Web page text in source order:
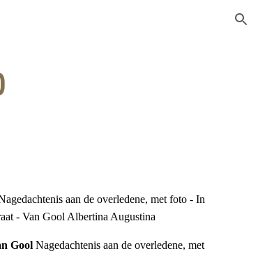
aan de overledene, met foto - In
- Van Gool Albertina Augustina
Gool Nagedachtenis aan de overledene, met